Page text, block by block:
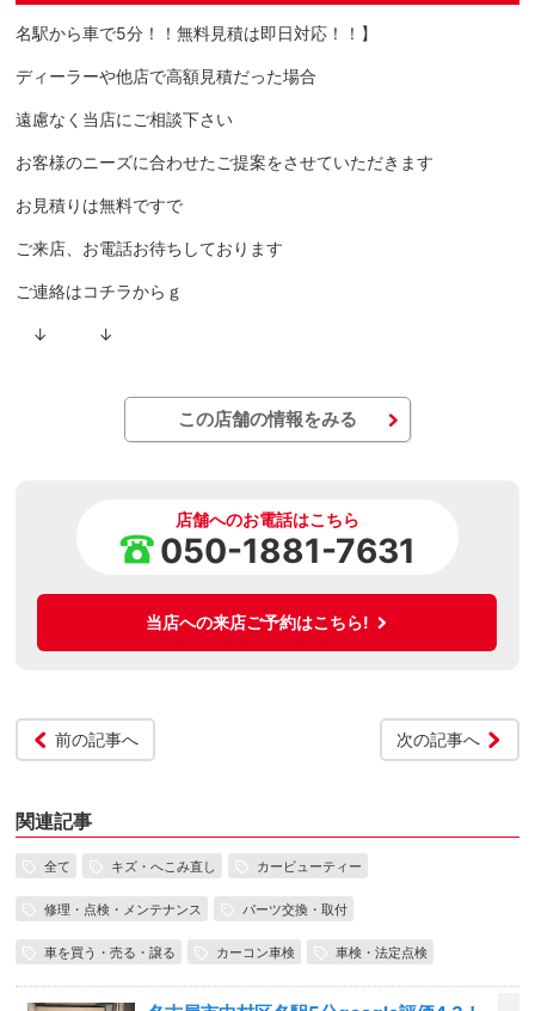
名駅から車で5分！！無料見積は即日対応！！】
ディーラーや他店で高額見積だった場合
遠慮なく当店にご相談下さい
お客様のニーズに合わせたご提案をさせていただきます
お見積りは無料ですで
ご来店、お電話お待ちしております
ご連絡はコチラからｇ
↓ ↓
この店舗の情報をみる
店舗へのお電話はこちら
050-1881-7631
当店への来店ご予約はこちら!
前の記事へ 次の記事へ
関連記事
全て キズ・へこみ直し カービューティー
修理・点検・メンテナンス パーツ交換・取付
車を買う・売る・譲る カーコン車検 車検・法定点検